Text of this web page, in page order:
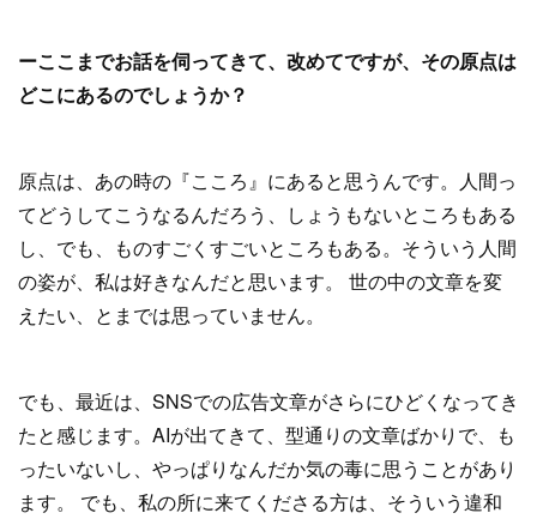
ーここまでお話を伺ってきて、改めてですが、その原点は
どこにあるのでしょうか？
原点は、あの時の『こころ』にあると思うんです。人間っ
てどうしてこうなるんだろう、しょうもないところもある
し、でも、ものすごくすごいところもある。そういう人間
の姿が、私は好きなんだと思います。 世の中の文章を変
えたい、とまでは思っていません。
でも、最近は、SNSでの広告文章がさらにひどくなってき
たと感じます。AIが出てきて、型通りの文章ばかりで、も
ったいないし、やっぱりなんだか気の毒に思うことがあり
ます。 でも、私の所に来てくださる方は、そういう違和